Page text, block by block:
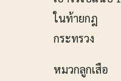
ในท้ายกฎ
กระทรวง
หมวกลูกเสือ